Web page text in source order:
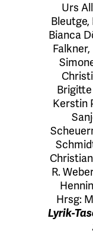
Urs
Bleutge,
Bianca
Falkner,
Kerstin
R. Weber
Hrsg:
Lyrik-